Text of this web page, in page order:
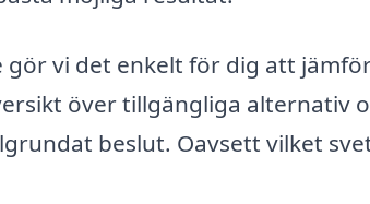
gör vi det enkelt för dig att
över tillgängliga alternativ
beslut. Oavsett vilket